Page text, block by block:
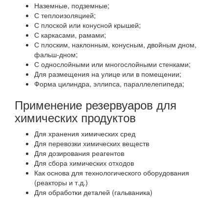
Наземные, подземные;
С теплоизоляцией;
С плоской или конусной крышей;
С каркасами, рамами;
С плоским, наклонным, конусным, двойным дном,
фальш-дном;
С однослойными или многослойными стенками;
Для размещения на улице или в помещении;
Форма цилиндра, эллипса, параллелепипеда;
Применение резервуаров для
химических продуктов
Для хранения химических сред
Для перевозки химических веществ
Для дозирования реагентов
Для сбора химических отходов
Как основа для технологического оборудования
(реакторы и т.д.)
Для обработки деталей (гальваника)